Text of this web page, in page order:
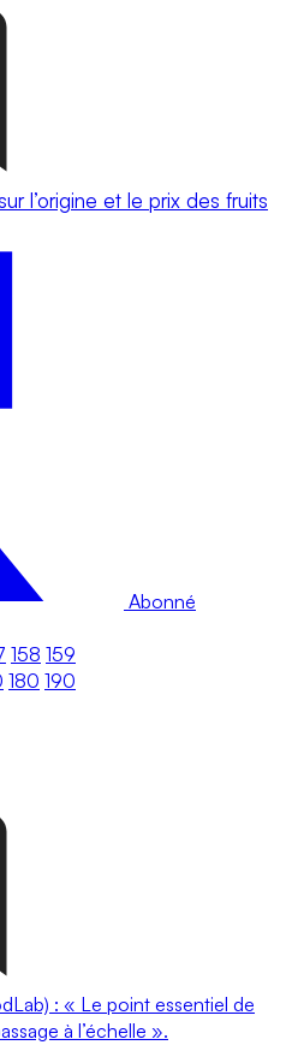
l’origine et le prix des fruits
Abonné
158 159
180 190
: « Le point essentiel de
à l’échelle ».